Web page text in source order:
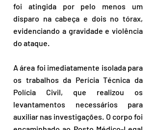
foi atingida por pelo menos um
disparo na cabeça e dois no tórax,
evidenciando a gravidade e violência
do ataque.
A área foi imediatamente isolada para
os trabalhos da Perícia Técnica da
Polícia Civil, que realizou os
levantamentos necessários para
auxiliar nas investigações. O corpo foi